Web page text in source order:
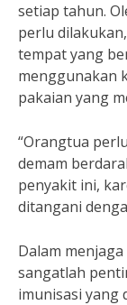
setiap tahun.
perlu
tempat yang
menggunakan
pakaian yang
“Orangtua
demam
penyakit ini,
ditangani
Dalam
sangatlah
imunisasi yang